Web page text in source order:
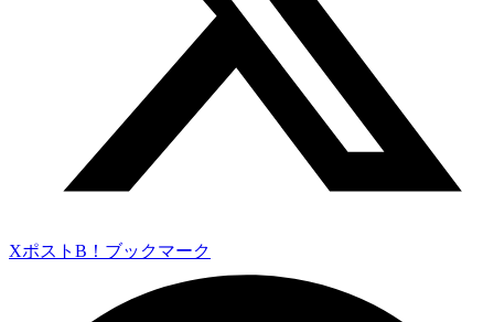
Xポスト B！ブックマーク